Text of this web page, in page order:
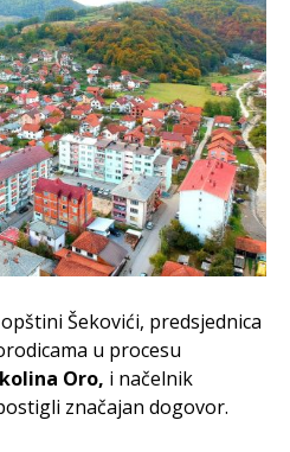
Šekovići, predsjednica
u procesu
Oro, i načelnik
značajan dogovor.